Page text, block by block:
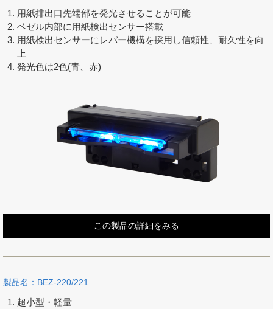
用紙排出口先端部を発光させることが可能
ベゼル内部に用紙検出センサー搭載
用紙検出センサーにレバー機構を採用し信頼性、耐久性を向
上
発光色は2色(青、赤)
この製品の詳細をみる
製品名：BEZ-220/221
超小型・軽量